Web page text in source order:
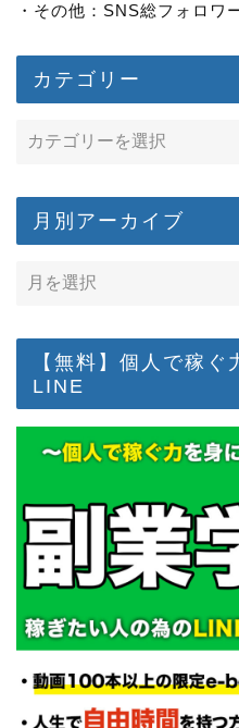
・その他：SNS総フォロワ
カテゴリー
月別アーカイブ
【無料】個人で稼
LINE